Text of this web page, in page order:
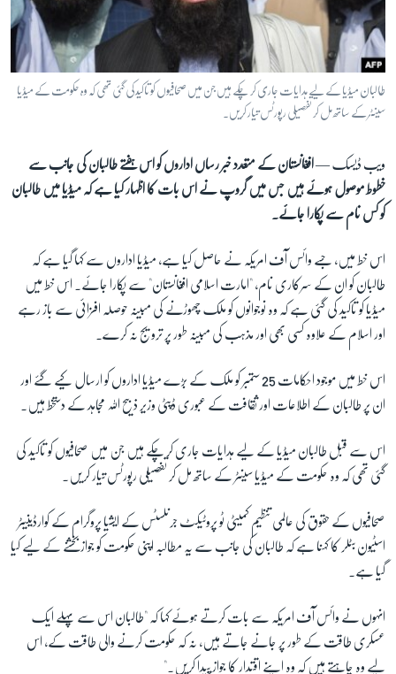
آرٹ
آزادیٔ صحافت
سائنس و ٹیکنالوجی
صحت
ویڈیوز
آڈیو
اداریہ
Learning English
زبان
طالبان میڈیا کے لیے ہدایات جاری کر چکے ہیں جن میں صحافیوں کو تاکید کی گئی تھی کہ وہ حکومت کے میڈیا
سینٹر کے ساتھ مل کر تفصیلی رپورٹس تیار کریں۔
ویب ڈیسک —افغانستان کے متعدد خبر رساں اداروں کو اس ہفتے طالبان کی جانب سے
خطوط موصول ہوئے ہیں جس میں گروپ نے اس بات کا اظہار کیا ہے کہ میڈیا میں طالبان
کو کس نام سے پکارا جائے۔
اس خط میں، جسے وائس آف امریکہ نے حاصل کیا ہے، میڈیا اداروں سے کہا گیا ہے کہ
طالبان کو ان کے سرکاری نام، "امارت اسلامی افغانستان" سے پکارا جائے۔ اس خط میں
میڈیا کو تاکید کی گئی ہے کہ وہ نوجوانوں کو ملک چھوڑنے کی مبینہ حوصلہ افزائی سے باز رہے
اور اسلام کے علاوہ کسی بھی اور مذہب کی مبینہ طور پر ترویج نہ کرے۔
اس خط میں موجود احکامات 25 ستمبر کو ملک کے بڑے میڈیا اداروں کو ارسال کیے گئے اور
ان پر طالبان کے اطلاعات اور ثقافت کے عبوری ڈپٹی وزیر ذبیح اللہ مجاہد کے دستخط ہیں۔
اس سے قبل طالبان میڈیا کے لیے ہدایات جاری کر چکے ہیں جن میں صحافیوں کو تاکید کی
گئی تھی کہ وہ حکومت کے میڈیا سینٹر کے ساتھ مل کر تفصیلی رپورٹس تیار کریں۔
صحافیوں کے حقوق کی عالمی تنظیم کمیٹی ٹو پروٹیکٹ جرنلسٹس کے ایشیا پروگرام کے کوارڈینیٹر
اسٹیون بٹلر کا کہنا ہے کہ طالبان کی جانب سے یہ مطالبہ اپنی حکومت کو جواز بخشنے کے لیے کیا
گیا ہے۔
انہوں نے وائس آف امریکہ سے بات کرتے ہوئے کہا کہ "طالبان اس سے پہلے ایک
عسکری طاقت کے طور پر جانے جاتے ہیں، نہ کہ حکومت کرنے والی طاقت کے، اس
لیے وہ چاہتے ہیں کہ وہ اپنے اقتدار کا جواز پیدا کریں۔"